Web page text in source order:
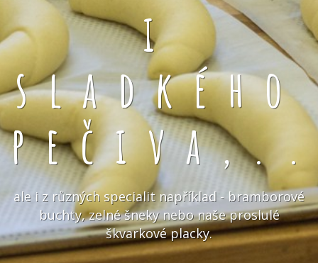
i
sladkého
ale i z různých specialit například - bramborové
buchty, zelné šneky nebo naše proslulé
škvarkové placky.